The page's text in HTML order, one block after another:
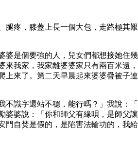
疼，膝蓋上長一個大包，走路極其
是個要強的人，兒女們都想接她住
我家，我家離婆婆家只有兩百米遠
來了。第二天早晨起來婆婆疊被子
識字還站不穩，能行嗎？」我說：
婆說：「你和師父有緣唄，是師父
自焚是假的，是陷害法輪功的，我